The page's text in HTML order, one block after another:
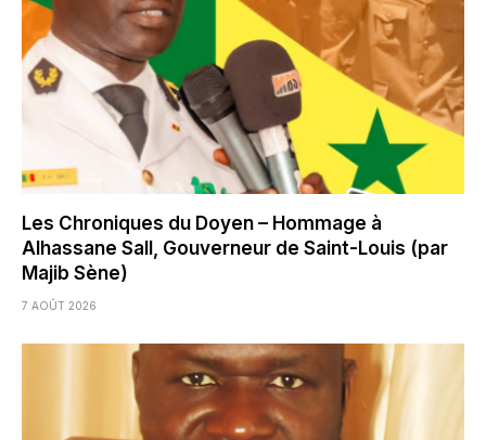
Les Chroniques du Doyen – Hommage à
Alhassane Sall, Gouverneur de Saint-Louis (par
Majib Sène)
7 AOÛT 2026